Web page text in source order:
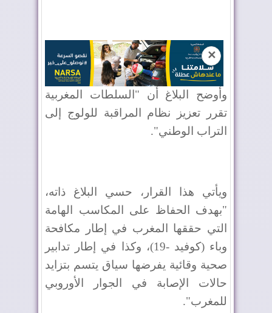
✕
وأوضح البلاغ أن "السلطات المغربية
تقرر تعزيز نظام المراقبة للولوج إلى
التراب الوطني".
ويأتي هذا القرار، حسي البلاغ ذاته،
"بهدف الحفاظ على المكاسب الهامة
التي حققها المغرب في إطار مكافحة
وباء (كوفيد -19)، وكذا في إطار تدابير
صحية وقائية يفرضها سياق يتسم بتزايد
حالات الإصابة في الجوار الأوروبي
للمغرب".